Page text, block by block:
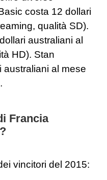
costa 12 dollari
qualità SD).
australiani al
HD). Stan
australiani al mese
Francia
vincitori del 2015: